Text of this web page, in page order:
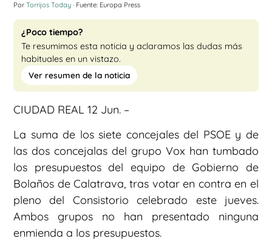
Por Torrijos Today · Fuente: Europa Press
¿Poco tiempo?
Te resumimos esta noticia y aclaramos las dudas más
habituales en un vistazo.
Ver resumen de la noticia
CIUDAD REAL 12 Jun. –
La suma de los siete concejales del PSOE y de
las dos concejalas del grupo Vox han tumbado
los presupuestos del equipo de Gobierno de
Bolaños de Calatrava, tras votar en contra en el
pleno del Consistorio celebrado este jueves.
Ambos grupos no han presentado ninguna
enmienda a los presupuestos.